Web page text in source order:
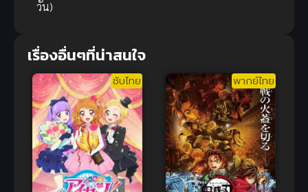
วัน)
เรื่องอื่นๆที่น่าสนใจ
ซับไทย พากย์ไทย